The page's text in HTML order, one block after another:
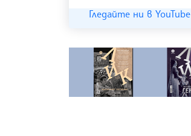
Гледайте ни в YouTube